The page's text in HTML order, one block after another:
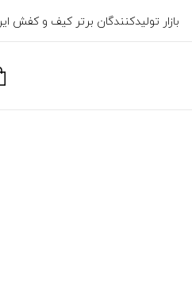
بازار تولیدکنندگان برتر کیف و کفش